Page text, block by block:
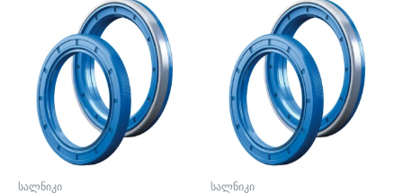
სალნიკი სალნიკი